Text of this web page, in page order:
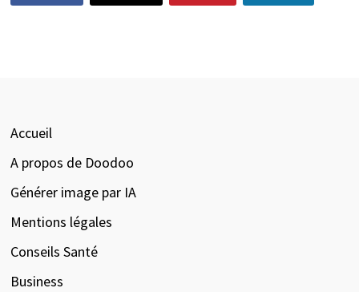
Accueil
A propos de Doodoo
Générer image par IA
Mentions légales
Conseils Santé
Business